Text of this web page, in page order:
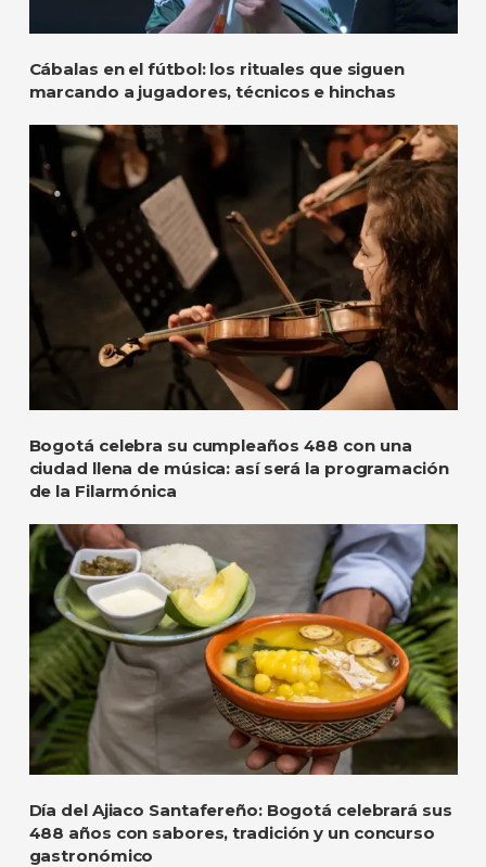
Cábalas en el fútbol: los rituales que siguen
marcando a jugadores, técnicos e hinchas
Bogotá celebra su cumpleaños 488 con una
ciudad llena de música: así será la programación
de la Filarmónica
Día del Ajiaco Santafereño: Bogotá celebrará sus
488 años con sabores, tradición y un concurso
gastronómico